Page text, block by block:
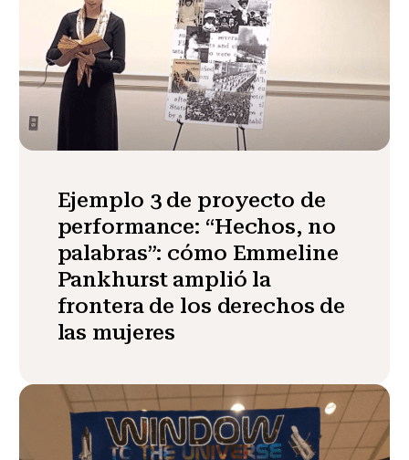
Ejemplo 3 de proyecto de
performance: “Hechos, no
palabras”: cómo Emmeline
Pankhurst amplió la
frontera de los derechos de
las mujeres